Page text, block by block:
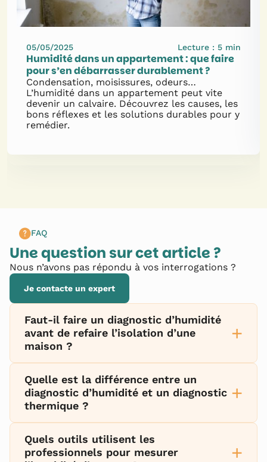
05/05/2025 Lecture : 5 min
Humidité dans un appartement : que faire
pour s’en débarrasser durablement ?
Condensation, moisissures, odeurs…
L’humidité dans un appartement peut vite
devenir un calvaire. Découvrez les causes, les
bons réflexes et les solutions durables pour y
remédier.
FAQ
Une question sur cet article ?
Nous n’avons pas répondu à vos interrogations ?
Je contacte un expert
Faut-il faire un diagnostic d’humidité
avant de refaire l’isolation d’une
maison ?
+
Quelle est la différence entre un
diagnostic d’humidité et un diagnostic
thermique ?
+
Quels outils utilisent les
professionnels pour mesurer
+